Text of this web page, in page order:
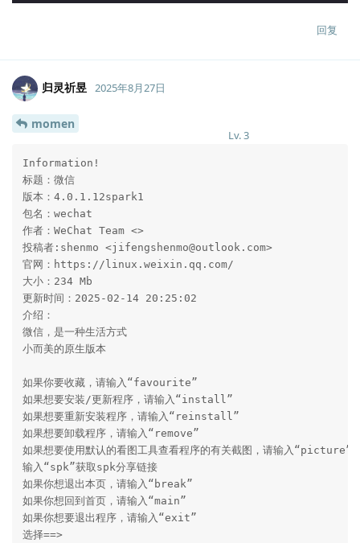
回复
归灵祈昱
Lv.3
2025年8月27日
momen
Information!
标题：微信
版本：4.0.1.12spark1
包名：wechat
作者：WeChat Team <>
投稿者:shenmo <jifengshenmo@outlook.com>
官网：https://linux.weixin.qq.com/
大小：234 Mb
更新时间：2025-02-14 20:25:02
介绍：
微信，是一种生活方式
小而美的原生版本
如果你要收藏，请输入“favourite”
如果想要安装/更新程序，请输入“install”
如果想要重新安装程序，请输入“reinstall”
如果想要卸载程序，请输入“remove”
如果想要使用默认的看图工具查看程序的有关截图，请输入“picture”
输入“spk”获取spk分享链接
如果你想退出本页，请输入“break”
如果你想回到首页，请输入“main”
如果你想要退出程序，请输入“exit”
选择==>